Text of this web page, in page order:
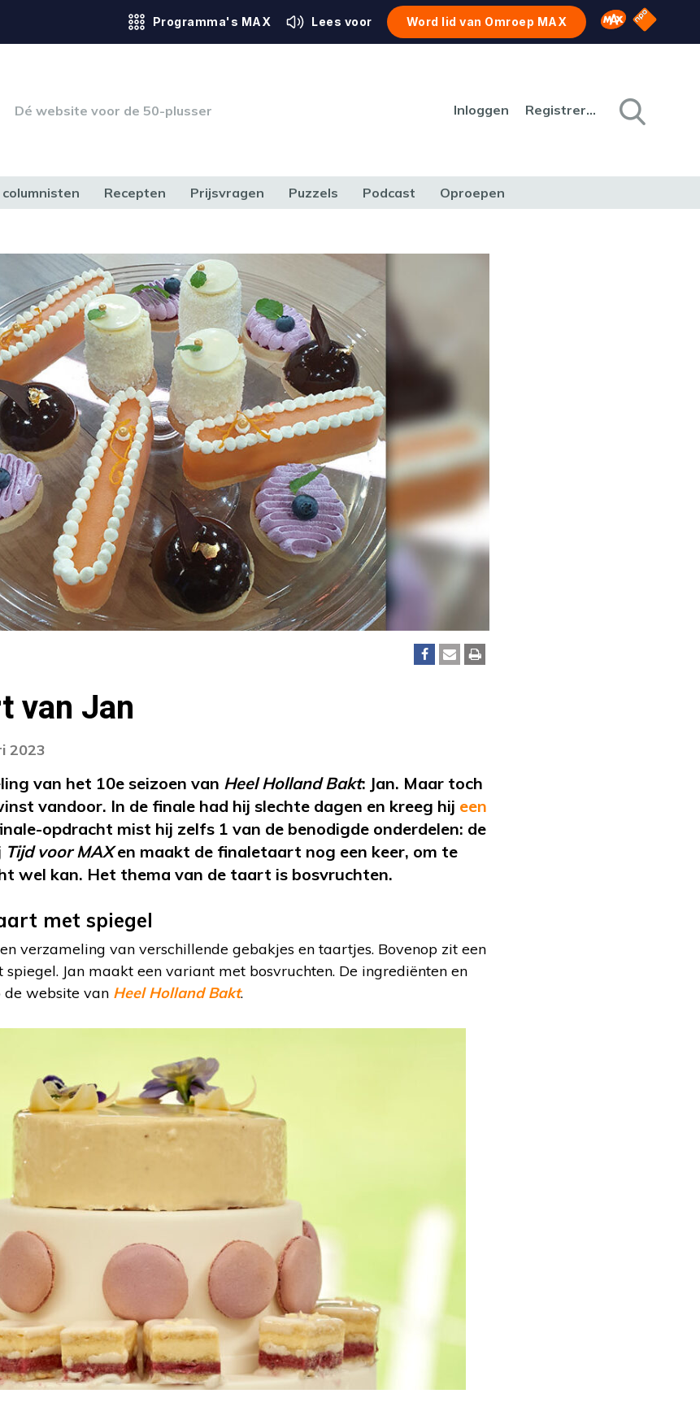
Programma's MAX Lees voor Word lid van Omroep MAX Omroep MAX
NPO
Dé website voor de 50-plusser Inloggen Registreren
columnisten Recepten Prijsvragen Puzzels Podcast Oproepen
van Jan
2023
van het 10e seizoen van Heel Holland Bakt: Jan. Maar toch
vandoor. In de finale had hij slechte dagen en kreeg hij een
opdracht mist hij zelfs 1 van de benodigde onderdelen: de
Tijd voor MAXen maakt de finaletaart nog een keer, om te
wel kan. Het thema van de taart is bosvruchten.
met spiegel
verzameling van verschillende gebakjes en taartjes. Bovenop zit een
Jan maakt een variant met bosvruchten. De ingrediënten en
de website van Heel Holland Bakt.